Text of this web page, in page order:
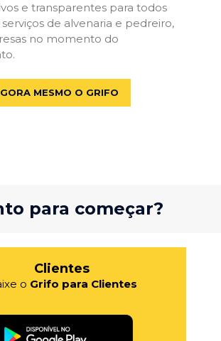
e transparentes para todos
serviços de alvenaria e pedreiro,
no momento do
MESMO O GRIFO
para começar?
Clientes
o Grifo para Clientes